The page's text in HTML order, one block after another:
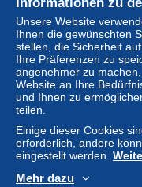
integrierte
vom Verkäufer
Konsequenzen für
ziehen.
Sollten die
Klauseln enthalten,
sind diese Klauseln
ausschließlich die
Website, wie sie in
sind.
Unsere Website
Ihnen die gewünschten
stellen, die Sicherheit
Ihre Präferenzen zu
angenehmer zu
Website an Ihre
und Ihnen zu
teilen.
Einige dieser Cookies
erforderlich, andere
eingestellt werden.
Mehr dazu
Online-Hilfe
Auf Delcampe kaufen
Auf Delcampe
Eine sichere Website